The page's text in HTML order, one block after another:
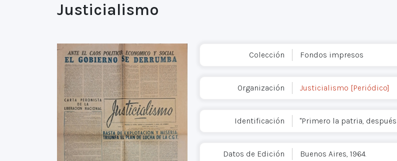
Justicialismo
Colección Fondos impresos
Organización Justicialismo [Periódico]
Identificación "Primero la patria,
Datos de Edición Buenos Aires, 1964.